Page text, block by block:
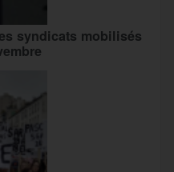
syndicats mobilisés